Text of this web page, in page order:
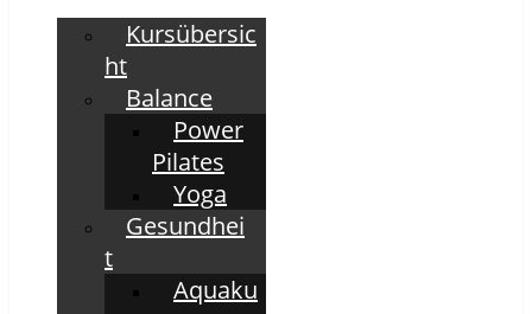
Kursübersic
ht
Balance
Power
Pilates
Yoga
Gesundhei
t
Aquaku